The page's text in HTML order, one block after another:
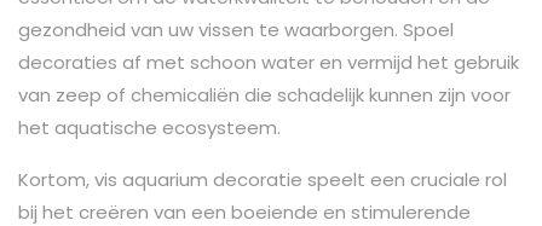
gezondheid van uw vissen te waarborgen. Spoel
decoraties af met schoon water en vermijd het gebruik
van zeep of chemicaliën die schadelijk kunnen zijn voor
het aquatische ecosysteem.
Kortom, vis aquarium decoratie speelt een cruciale rol
bij het creëren van een boeiende en stimulerende